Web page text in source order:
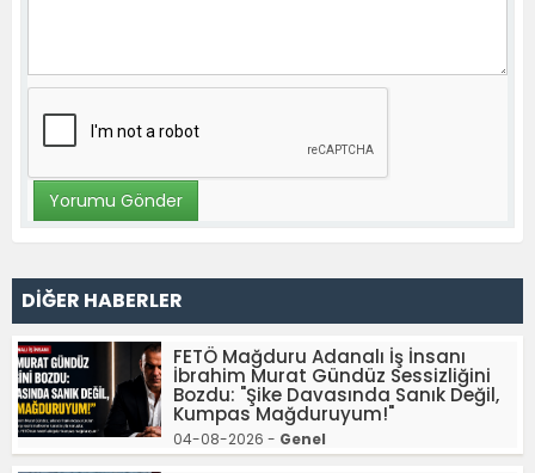
DİĞER HABERLER
FETÖ Mağduru Adanalı İş İnsanı
İbrahim Murat Gündüz Sessizliğini
Bozdu: "Şike Davasında Sanık Değil,
Kumpas Mağduruyum!"
04-08-2026 - Genel